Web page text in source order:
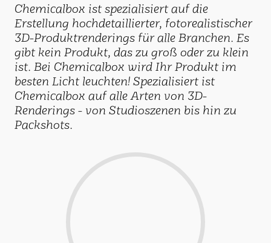
Chemicalbox ist spezialisiert auf die
Erstellung hochdetaillierter, fotorealistischer
3D-Produktrenderings für alle Branchen. Es
gibt kein Produkt, das zu groß oder zu klein
ist. Bei Chemicalbox wird Ihr Produkt im
besten Licht leuchten! Spezialisiert ist
Chemicalbox auf alle Arten von 3D-
Renderings - von Studioszenen bis hin zu
Packshots.